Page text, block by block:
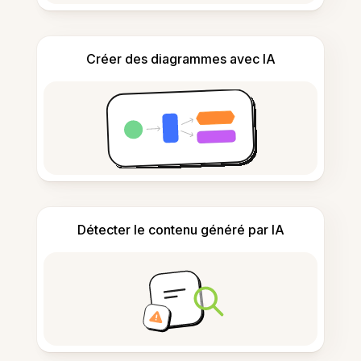
Créer des diagrammes avec IA
Détecter le contenu généré par IA